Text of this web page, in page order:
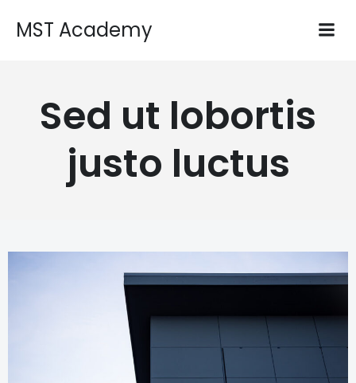
MST Academy
Sed ut lobortis
justo luctus